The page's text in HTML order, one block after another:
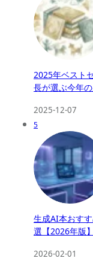
2025年ベスト
長が選ぶ今年
2025-12-07
5
生成AI本おす
選【2026年版】
2026-02-01